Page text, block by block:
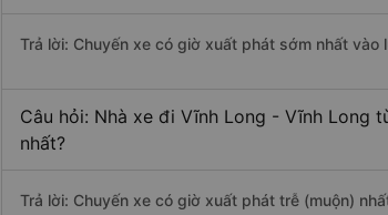
Trả lời: Chuyến xe có giờ xuất phát sớm nhất vào
Câu hỏi: Nhà xe đi Vĩnh Long - Vĩnh Long
nhất?
Trả lời: Chuyến xe có giờ xuất phát trễ (muộn)